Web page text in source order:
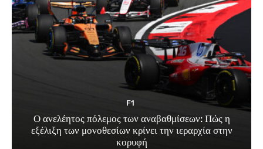
F1
Ο ανελέητος πόλεμος των αναβαθμίσεων: Πώς η
εξέλιξη των μονοθεσίων κρίνει την ιεραρχία στην
κορυφή